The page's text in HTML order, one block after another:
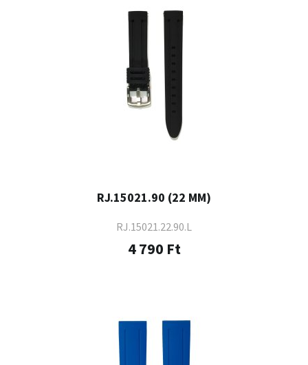
RJ.15021.90 (22 MM)
RJ.15021.22.90.L
4 790 Ft